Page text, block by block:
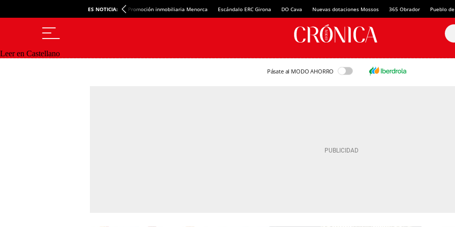
ES NOTICIA: Promoción inmobiliaria Menorca Escándalo ERC Girona DO Cava Nuevas dotaciones Mossos 365 Obrador Pueblo
Leer en Castellano
Pásate al MODO AHORRO